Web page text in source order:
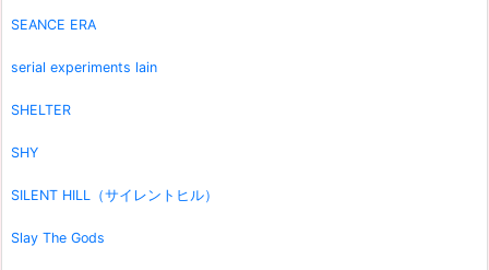
SEANCE ERA
serial experiments lain
SHELTER
SHY
SILENT HILL（サイレントヒル）
Slay The Gods